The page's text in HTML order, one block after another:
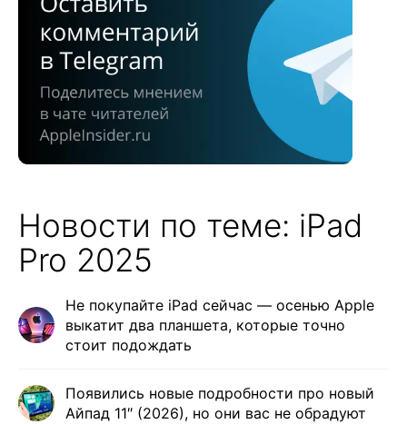
Новости по теме: iPad
Pro 2025
Не покупайте iPad сейчас — осенью Apple
выкатит два планшета, которые точно
стоит подождать
Появились новые подробности про новый
Айпад 11″ (2026), но они вас не обрадуют